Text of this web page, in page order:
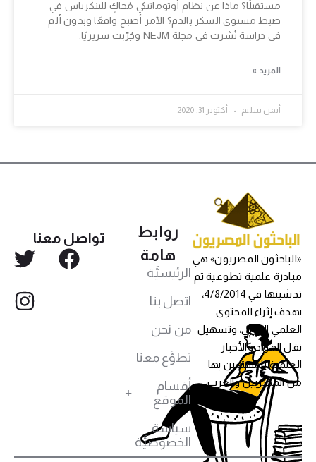
مستقبلًا؟ ماذا عن نظام أوتوماتيكي مُحاكٍ للبنكرياس في
ضبط مستوى السكر بالدم؟ الأمر أصبح واقعًا وبدون ألم
في دراسة نُشرت في مجلة NEJM وجُرّبت سريريًا.
المزيد »
أيمن سليم أكتوبر 31, 2020
«الباحثون المصريون» هي
مبادرة علمية تطوعية تم
تدشينها في 4/8/2014،
بهدف إثراء المحتوى
العلمي العربي، وتسهيل
نقل المواد والأخبار
العلمية للمهتمين بها
من المصريين والعرب،
روابط
هامة
الرئيسيَّة
اتصل بنا
من نحن
تطوَّع معنا
أقسام
الموقع
سياسة
الخصوصيَّة
تواصل معنا